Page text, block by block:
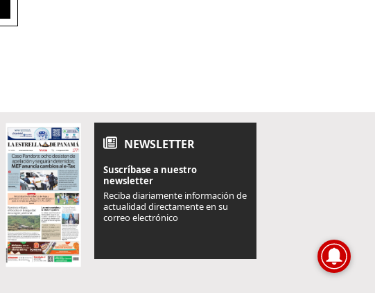
NEWSLETTER
Suscríbase a nuestro
newsletter
Reciba diariamente información de
actualidad directamente en su
correo electrónico